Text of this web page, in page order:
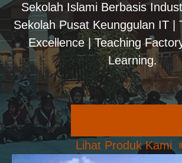
Sekolah Islami Berbasis
Sekolah Pusat Keunggulan IT |
Excellence | Teaching
Learning.
Lihat Produk Kami